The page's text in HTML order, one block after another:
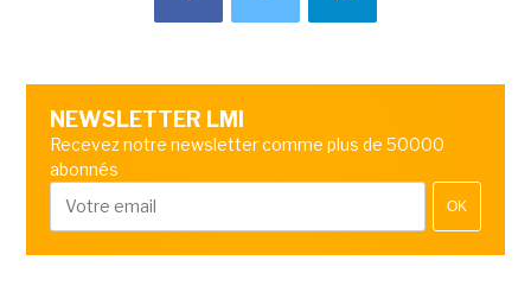
NEWSLETTER LMI
Recevez notre newsletter comme plus de 50000
abonnés
OK